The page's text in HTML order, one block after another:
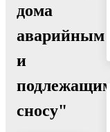
дома
аварийным
и
подлежащим
сносу"